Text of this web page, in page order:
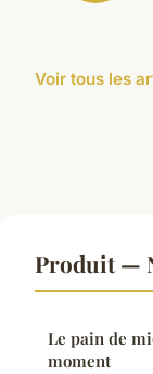
Voir tous les
Produit —
Le pain de
moment